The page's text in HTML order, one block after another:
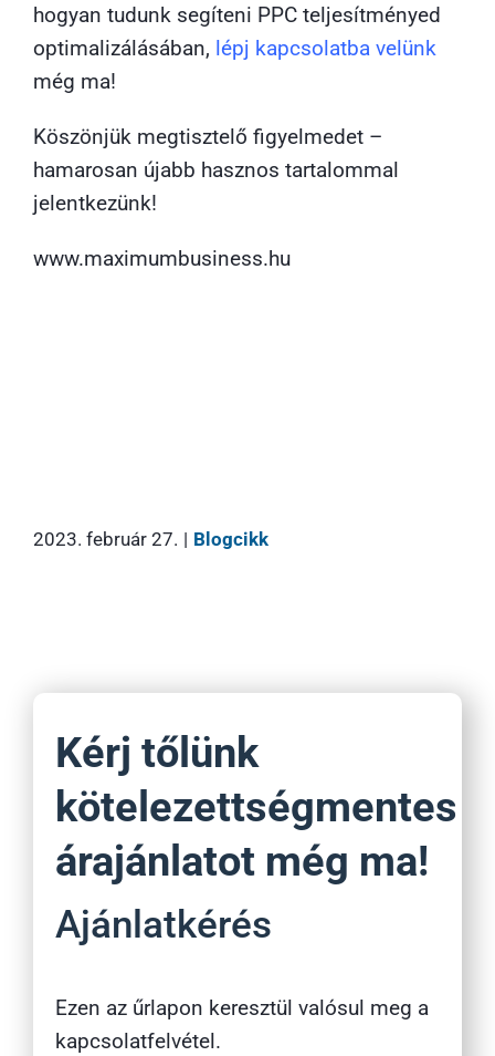
hogyan tudunk segíteni PPC teljesítményed
optimalizálásában, lépj kapcsolatba velünk
még ma!
Köszönjük megtisztelő figyelmedet –
hamarosan újabb hasznos tartalommal
jelentkezünk!
www.maximumbusiness.hu
2023. február 27. | Blogcikk
Kérj tőlünk
kötelezettségmentes
árajánlatot még ma!
Ajánlatkérés
Ezen az űrlapon keresztül valósul meg a
kapcsolatfelvétel.